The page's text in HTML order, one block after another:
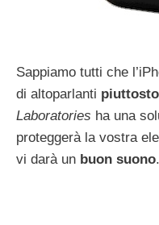
Sappiamo tutti che
di altoparlanti
Laboratories ha una
proteggerà la vostra
vi darà un buon suono.